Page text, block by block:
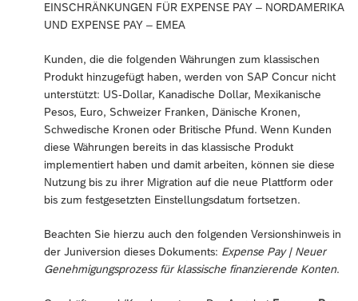
EINSCHRÄNKUNGEN FÜR EXPENSE PAY – NORDAMERIKA
UND EXPENSE PAY – EMEA
Kunden, die die folgenden Währungen zum klassischen
Produkt hinzugefügt haben, werden von SAP Concur nicht
unterstützt: US-Dollar, Kanadische Dollar, Mexikanische
Pesos, Euro, Schweizer Franken, Dänische Kronen,
Schwedische Kronen oder Britische Pfund. Wenn Kunden
diese Währungen bereits in das klassische Produkt
implementiert haben und damit arbeiten, können sie diese
Nutzung bis zu ihrer Migration auf die neue Plattform oder
bis zum festgesetzten Einstellungsdatum fortsetzen.
Beachten Sie hierzu auch den folgenden Versionshinweis in
der Juniversion dieses Dokuments: Expense Pay | Neuer
Genehmigungsprozess für klassische finanzierende Konten.